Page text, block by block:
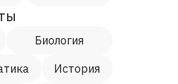
Биология
История